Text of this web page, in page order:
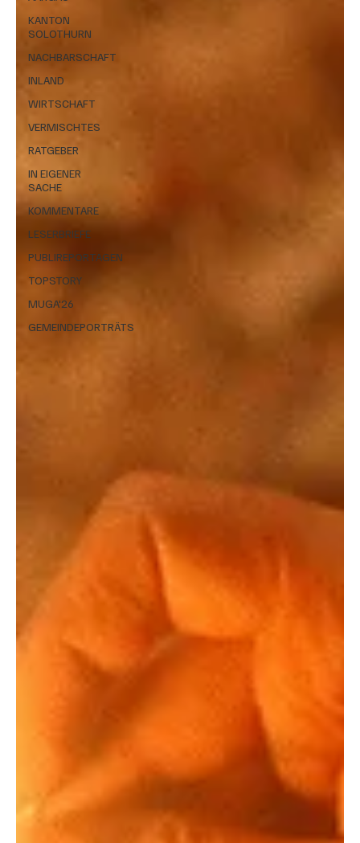
KANTON
SOLOTHURN
NACHBARSCHAFT
INLAND
WIRTSCHAFT
VERMISCHTES
RATGEBER
IN EIGENER
SACHE
KOMMENTARE
LESERBRIEFE
PUBLIREPORTAGEN
TOPSTORY
MUGA'26
GEMEINDEPORTRÄTS